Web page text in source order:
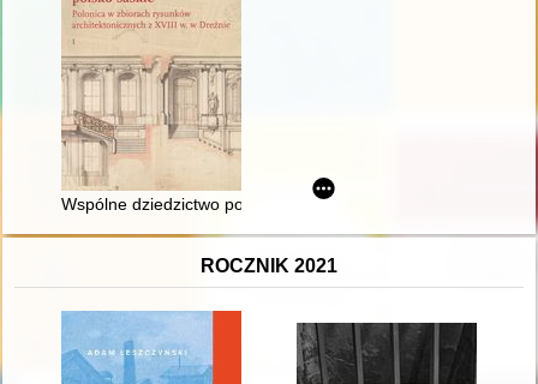
Wspólne dziedzictwo polsko-saskie : polonica w zbiorach
ROCZNIK 2021